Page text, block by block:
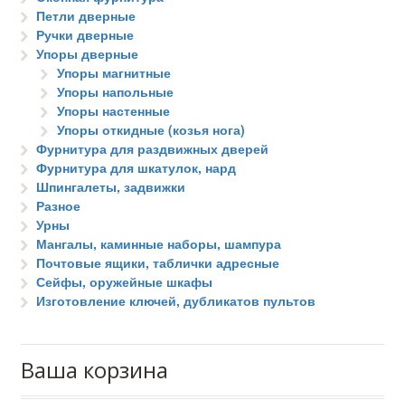
Петли дверные
Ручки дверные
Упоры дверные
Упоры магнитные
Упоры напольные
Упоры настенные
Упоры откидные (козья нога)
Фурнитура для раздвижных дверей
Фурнитура для шкатулок, нард
Шпингалеты, задвижки
Разное
Урны
Мангалы, каминные наборы, шампура
Почтовые ящики, таблички адресные
Сейфы, оружейные шкафы
Изготовление ключей, дубликатов пультов
Ваша корзина